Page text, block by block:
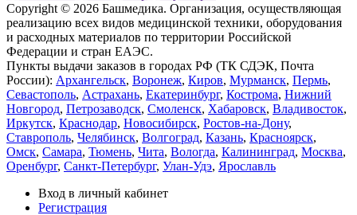
Copyright © 2026 Башмедика. Организация, осуществляющая
реализацию всех видов медицинской техники, оборудования
и расходных материалов по территории Российской
Федерации и стран ЕАЭС.
Пункты выдачи заказов в городах РФ (ТК СДЭК, Почта
России): Архангельск, Воронеж, Киров, Мурманск, Пермь,
Севастополь, Астрахань, Екатеринбург, Кострома, Нижний
Новгород, Петрозаводск, Смоленск, Хабаровск, Владивосток,
Иркутск, Краснодар, Новосибирск, Ростов-на-Дону,
Ставрополь, Челябинск, Волгоград, Казань, Красноярск,
Омск, Самара, Тюмень, Чита, Вологда, Калининград, Москва,
Оренбург, Санкт-Петербург, Улан-Удэ, Ярославль
Вход в личный кабинет
Регистрация